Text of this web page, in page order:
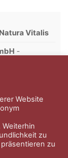
Natura Vitalis
-
Jahren.
Über uns
Website
zu
zu